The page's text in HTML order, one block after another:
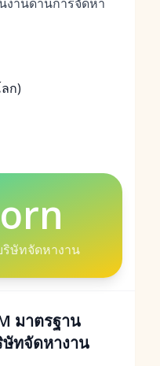
ก)
ริษัทจัดหางาน
มาตรฐาน
ทจัดหางาน